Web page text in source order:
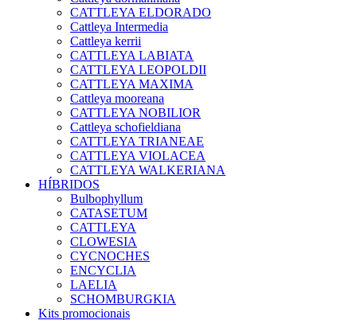
CATTLEYA ELDORADO
Cattleya Intermedia
Cattleya kerrii
CATTLEYA LABIATA
CATTLEYA LEOPOLDII
CATTLEYA MAXIMA
Cattleya mooreana
CATTLEYA NOBILIOR
Cattleya schofieldiana
CATTLEYA TRIANEAE
CATTLEYA VIOLACEA
CATTLEYA WALKERIANA
HÍBRIDOS
Bulbophyllum
CATASETUM
CATTLEYA
CLOWESIA
CYCNOCHES
ENCYCLIA
LAELIA
SCHOMBURGKIA
Kits promocionais